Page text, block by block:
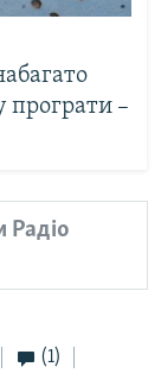
програти –
Радіо
(1)